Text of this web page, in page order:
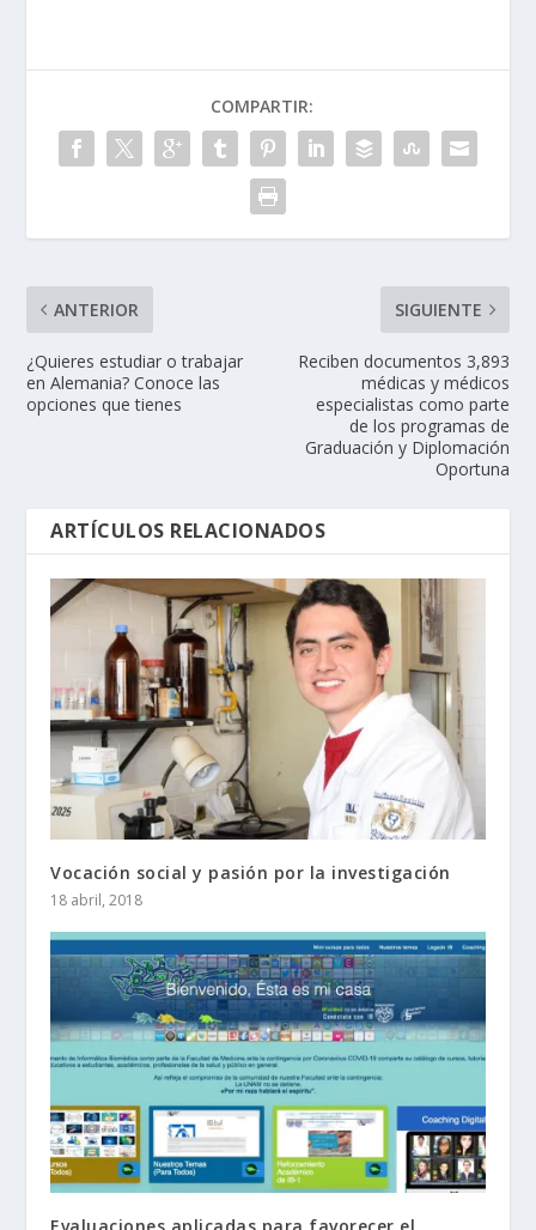
COMPARTIR:
ANTERIOR
¿Quieres estudiar o trabajar
en Alemania? Conoce las
opciones que tienes
SIGUIENTE
Reciben documentos 3,893
médicas y médicos
especialistas como parte
de los programas de
Graduación y Diplomación
Oportuna
ARTÍCULOS RELACIONADOS
Vocación social y pasión por la investigación
18 abril, 2018